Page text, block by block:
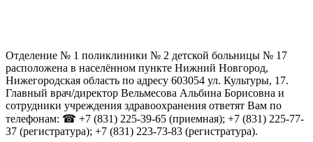
Отделение № 1 поликлиники № 2 детской больницы № 17
расположена в населённом пункте Нижний Новгород,
Нижегородская область по адресу 603054 ул. Культуры, 17.
Главный врач/директор Вельмесова Альбина Борисовна и
сотрудники учреждения здравоохранения ответят Вам по
телефонам: ☎ +7 (831) 225-39-65 (приемная); +7 (831) 225-77-
37 (регистратура); +7 (831) 223-73-83 (регистратура).